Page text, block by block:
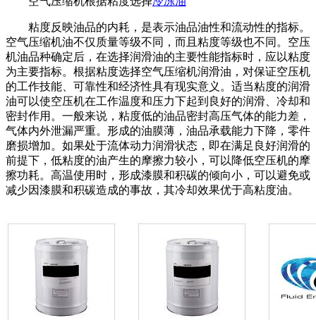
粘度反映油品的内耗，是表示油品油性和流动性的指标。
空气压缩机油不仅质量等级不同，而且粘度等级也不同。空压
机油品种确定后，在选择润滑油的主要性能指标时，应以粘度
为主要指标。根据粘度选择空气压缩机润滑油，对保证空压机
的工作技能、可靠性和经济性具有现实意义。适当粘度的润滑
油可以使空压机在工作温度和压力下起到良好的润滑、冷却和
密封作用。一般来说，粘度低的油品密封高压气体的能力差，
气体内外泄漏严重。形成的油膜薄，油品承载能力下降，零件
磨损增加。如果处于流体动力润滑状态，即在满足良好润滑的
前提下，低粘度的油产生的摩擦力较小，可以降低空压机的摩
擦功耗。高温使用时，形成漆膜和积碳的倾向小，可以避免或
减少因漆膜和积碳造成的事故，其冷却效果优于高粘度油。